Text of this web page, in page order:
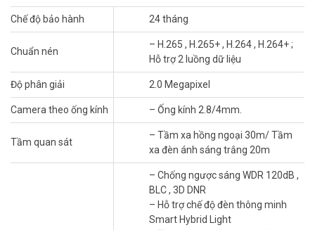
Độ phân giải tối đa 1920×1080 tại 25/30fps cho hình ảnh sắc nét.
Ống kính 2.8mm hoặc 4mm phù hợp nhiều góc lắp đặt khác nhau.
camera IP Hikvision chính hãngphổ biến khác tại Vũ
Hoàng Telecom. Gọi tư vấn miễn phí để được chọn đúng ống kính
Chế độ bảo hành 24 tháng
Chuẩn nén
– H.265 , H.265+ , H.264 , H.264+ ;
Hỗ trợ 2 luồng dữ liệu
Độ phân giải 2.0 Megapixel
Camera theo ống kính – Ống kính 2.8/4mm.
Tầm quan sát
– Tầm xa hồng ngoại 30m/ Tầm
xa đèn ánh sáng trắng 20m
– Chống ngược sáng WDR 120dB ,
BLC , 3D DNR
– Hỗ trợ chế độ đèn thông minh
Smart Hybrid Light